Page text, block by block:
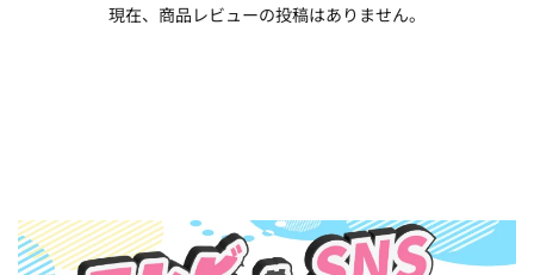
現在、商品レビューの投稿はありません。